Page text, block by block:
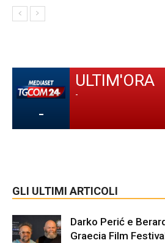
-
ULTIM'ORA
-
GLI ULTIMI ARTICOLI
Darko Perić e
Graecia Film